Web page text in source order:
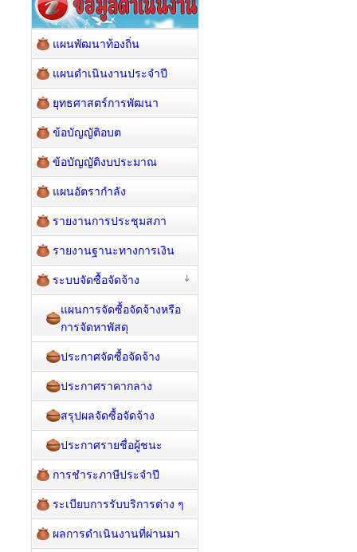
แผนพัฒนาท้องถิ่น
แผนดำเนินงานประจำปี
ยุทธศาสตร์การพัฒนา
ข้อบัญญัติอบต
ข้อบัญญัติงบประมาณ
แผนอัตรากำลัง
รายงานการประชุมสภา
รายงานฐานะทางการเงิน
ระบบจัดซื้อจัดจ้าง
แผนการจัดซื้อจัดจ้างหรือ
การจัดหาพัสดุ
ประกาศจัดซื้อจัดจ้าง
ประกาศราคากลาง
สรุปผลจัดซื้อจัดจ้าง
ประกาศรายชื่อผู้ชนะ
การชำระภาษีประจำปี
ระเบียบการรับบริการต่าง ๆ
ผลการดำเนินงานที่ผ่านมา